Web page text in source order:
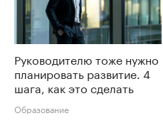
Руководителю тоже нужно
планировать развитие. 4
шага, как это сделать
Образование